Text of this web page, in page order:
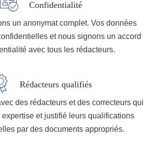
Confidentialité
un anonymat complet. Vos données
et nous signons un accord
avec tous les rédacteurs.
Rédacteurs qualifiés
des rédacteurs et des correcteurs qui
et justifié leurs qualifications
par des documents appropriés.